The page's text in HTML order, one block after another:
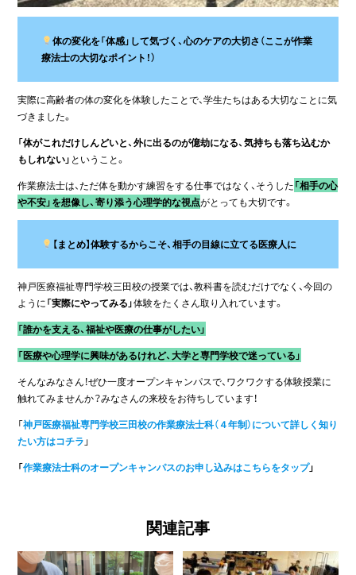
体の変化を「体感」して気づく、心のケアの大切さ（ここが作業
療法士の大切なポイント！）
実際に高齢者の体の変化を体験したことで、学生たちはある大切なことに気
づきました。
「体がこれだけしんどいと、外に出るのが億劫になる、気持ちも落ち込むか
もしれない」 ということ。
作業療法士は、ただ体を動かす練習をする仕事ではなく、そうした「相手の心
や不安」を想像し、寄り添う心理学的な視点がとっても大切です。
【まとめ】体験するからこそ、相手の目線に立てる医療人に
神戸医療福祉専門学校三田校の授業では、教科書を読むだけでなく、今回の
ように「実際にやってみる」体験をたくさん取り入れています。
「誰かを支える、福祉や医療の仕事がしたい」
「医療や心理学に興味があるけれど、大学と専門学校で迷っている」
そんなみなさん！ぜひ一度オープンキャンパスで、ワクワクする体験授業に
触れてみませんか？みなさんの来校をお待ちしています！
「神戸医療福祉専門学校三田校の作業療法士科（４年制）について詳しく知り
たい方はコチラ 」
「作業療法士科のオープンキャンパスのお申し込みはこちらをタップ」
関連記事